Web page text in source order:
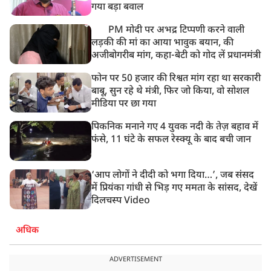
बसपा के इकलौते विधायक उमाशंकर सिंह का देर रात निधन,
आज बलिया में होगा अंतिम संस्कार
गया बड़ा बवाल
PM मोदी पर अभद्र टिप्पणी करने वाली
लड़की की मां का आया भावुक बयान, की
अजीबोगरीब मांग, कहा-बेटी को गोद लें प्रधानमंत्री
फोन पर 50 हजार की रिश्वत मांग रहा था सरकारी
बाबू, सुन रहे थे मंत्री, फिर जो किया, वो सोशल
मीडिया पर छा गया
पिकनिक मनाने गए 4 युवक नदी के तेज़ बहाव में
फंसे, 11 घंटे के सफल रेस्क्यू के बाद बची जान
‘आप लोगों ने दीदी को भगा दिया…’, जब संसद
में प्रियंका गांधी से भिड़ गए ममता के सांसद, देखें
दिलचस्प Video
अधिक
ADVERTISEMENT